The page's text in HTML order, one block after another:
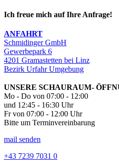
Ich freue mich auf Ihre Anfrage!
ANFAHRT
Schmidinger GmbH
Gewerbepark 6
4201 Gramastetten bei Linz
Bezirk Urfahr Umgebung
UNSERE SCHAURAUM-
Mo - Do von 07:00 - 12:00
und 12:45 - 16:30 Uhr
Fr von 07:00 - 12:00 Uhr
Bitte um Terminvereinbarung
mail senden
+43 7239 7031 0